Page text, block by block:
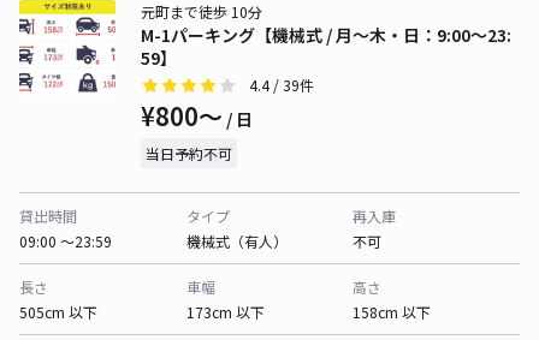
M-1パーキング【機械式 / 月～木・日：9:00〜23:
59】
元町まで徒歩 10分
4.4/ 39件
¥800〜 / 日
当日予約不可
貸出時間
09:00 〜23:59
タイプ
機械式（有人）
再入庫
不可
長さ
505cm 以下
車幅
173cm 以下
高さ
158cm 以下